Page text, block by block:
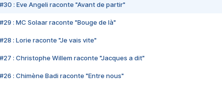
#30 : Eve Angeli raconte "Avant de partir"
#29 : MC Solaar raconte "Bouge de là"
#28 : Lorie raconte "Je vais vite"
#27 : Christophe Willem raconte "Jacques a dit"
#26 : Chimène Badi raconte "Entre nous"